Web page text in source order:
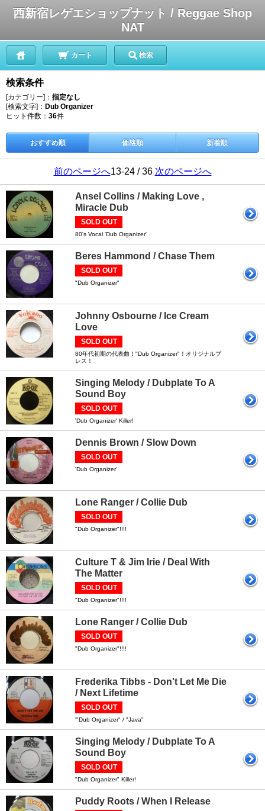
西新宿レゲエショップナット / Reggae Shop
NAT
カート 検索
検索条件
[カテゴリー]： 指定なし
[検索文字]： Dub Organizer
ヒット件数： 36件
おすすめ順 価格順 新着順
前のページへ13-24 / 36 次のページへ
Ansel Collins / Making Love ,
Miracle Dub
SOLD OUT
80's Vocal 'Dub Organizer'
Beres Hammond / Chase Them
SOLD OUT
"Dub Organizer"
Johnny Osbourne / Ice Cream
Love
SOLD OUT
80年代初期の代表曲！"Dub Organizer"！オリジナルプ
レス！
Singing Melody / Dubplate To A
Sound Boy
SOLD OUT
'Dub Organizer' Killer!
Dennis Brown / Slow Down
SOLD OUT
'Dub Organizer'
Lone Ranger / Collie Dub
SOLD OUT
"Dub Organizer"!!!!
Culture T & Jim Irie / Deal With
The Matter
SOLD OUT
"Dub Organizer"!!!!
Lone Ranger / Collie Dub
SOLD OUT
"Dub Organizer"!!!!
Frederika Tibbs - Don't Let Me Die
/ Next Lifetime
SOLD OUT
'"Dub Organizer" / "Java"
Singing Melody / Dubplate To A
Sound Boy
SOLD OUT
"Dub Organizer" Killer!
Puddy Roots / When I Release